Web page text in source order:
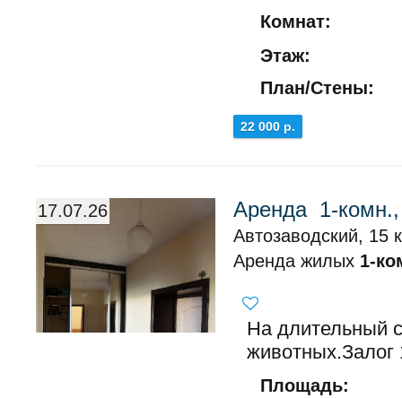
Комнат:
Этаж:
План/Стены:
22 000 р.
17.07.26 Аренда 1-комн.,
Автозаводский, 15
Аренда жилых 1-
На длительный
животных.Залог
Площадь: